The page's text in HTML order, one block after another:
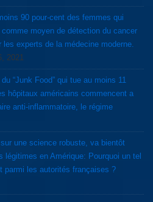
90 pour-cent des femmes qui
moyen de détection du cancer
experts de la médecine moderne.
2021
“Junk Food” qui tue au moins 11
hôpitaux américains commencent a
anti-inflammatoire, le régime
une science robuste, va bientôt
légitimes en Amérique: Pourquoi un tel
parmi les autorités françaises ?